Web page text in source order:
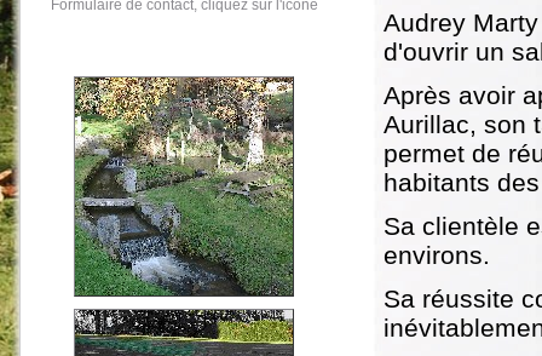
Formulaire de contact, cliquez sur l'icône
Audrey
d'ouvrir un
Après avoir
Aurillac, son
permet de
habitants
Sa clientèle
environs.
Sa réussite